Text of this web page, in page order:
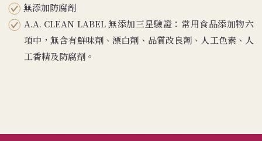
無添加防腐劑
A.A. CLEAN LABEL 無添加三星驗證：常用食品添加物六
項中，無含有鮮味劑、漂白劑、品質改良劑、人工色素、人
工香精及防腐劑。